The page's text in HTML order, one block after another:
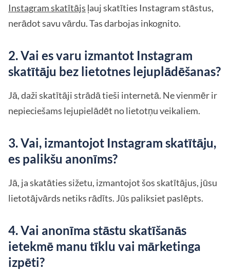
Instagram skatītājs ļauj skatīties Instagram stāstus,
nerādot savu vārdu. Tas darbojas inkognito.
2. Vai es varu izmantot Instagram
skatītāju bez lietotnes lejuplādēšanas?
Jā, daži skatītāji strādā tieši internetā. Ne vienmēr ir
nepieciešams lejupielādēt no lietotņu veikaliem.
3. Vai, izmantojot Instagram skatītāju,
es palikšu anonīms?
Jā, ja skatāties sižetu, izmantojot šos skatītājus, jūsu
lietotājvārds netiks rādīts. Jūs paliksiet paslēpts.
4. Vai anonīma stāstu skatīšanās
ietekmē manu tīklu vai mārketinga
izpēti?